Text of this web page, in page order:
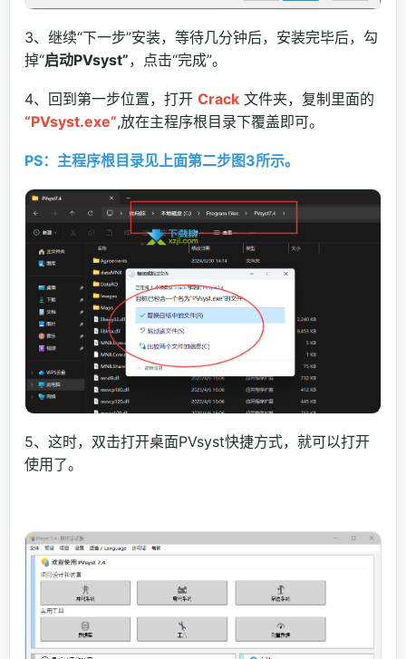
3、继续“下一步”安装，等待几分钟后，安装完毕后，勾
掉“启动PVsyst”，点击“完成”。
4、回到第一步位置，打开 Crack 文件夹，复制里面的
“PVsyst.exe”,放在主程序根目录下覆盖即可。
PS：主程序根目录见上面第二步图3所示。
5、这时，双击打开桌面PVsyst快捷方式，就可以打开
使用了。